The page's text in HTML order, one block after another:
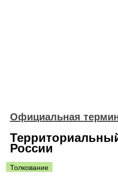
Официальная
России
Толкование